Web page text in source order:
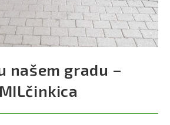
našem gradu –
MILčinkica